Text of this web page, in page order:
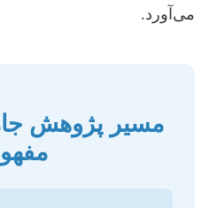
می‌آورد.
مسیر پژوهش